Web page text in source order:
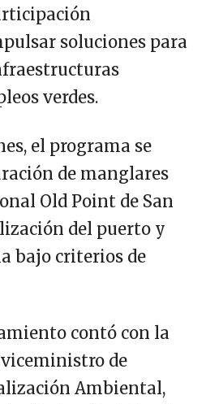
soluciones para
verdes.
el programa se
de manglares
Old Point de San
del puerto y
bajo criterios de
contó con la
de
Ambiental,